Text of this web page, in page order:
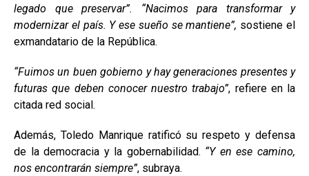
legado que preservar”. “Nacimos para transformar y
modernizar el país. Y ese sueño se mantiene”, sostiene el
exmandatario de la República.
“Fuimos un buen gobierno y hay generaciones presentes y
futuras que deben conocer nuestro trabajo”, refiere en la
citada red social.
Además, Toledo Manrique ratificó su respeto y defensa
de la democracia y la gobernabilidad. “Y en ese camino,
nos encontrarán siempre”, subraya.